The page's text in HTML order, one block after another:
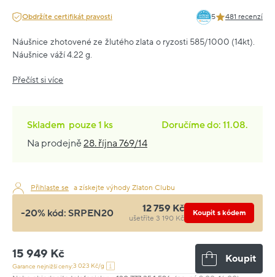
Obdržíte certifikát pravosti 5 481 recenzí
Náušnice zhotovené ze žlutého zlata o ryzosti 585/1000 (14kt).
Náušnice váží 4.22 g.
Přečíst si více
Skladem pouze1 ks
Doručíme do: 11.08.
Na prodejně28. října 769/14
Přihlaste se a získejte výhody Zlaton Clubu
-20% kód: SRPEN20 12 759 Kč
ušetříte 3 190 Kč
Koupit s kódem
15 949 Kč
Garance nejnižší ceny:3 023 Kč/g
Koupit